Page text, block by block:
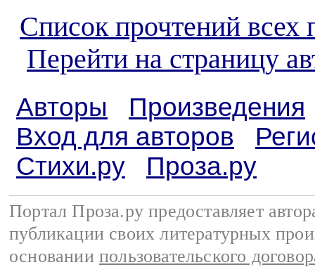
Список прочтений всех
Перейти на страницу
Авторы
Произведения
Вход для авторов
Стихи.ру
Проза.ру
Портал Проза.ру предоставляет
публикации своих литературных
основании пользовательского